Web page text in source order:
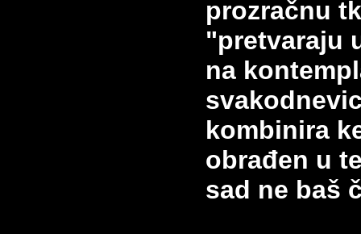
prozračnu
"pretvaraju
na
kombinira
obrađen u
sad ne baš